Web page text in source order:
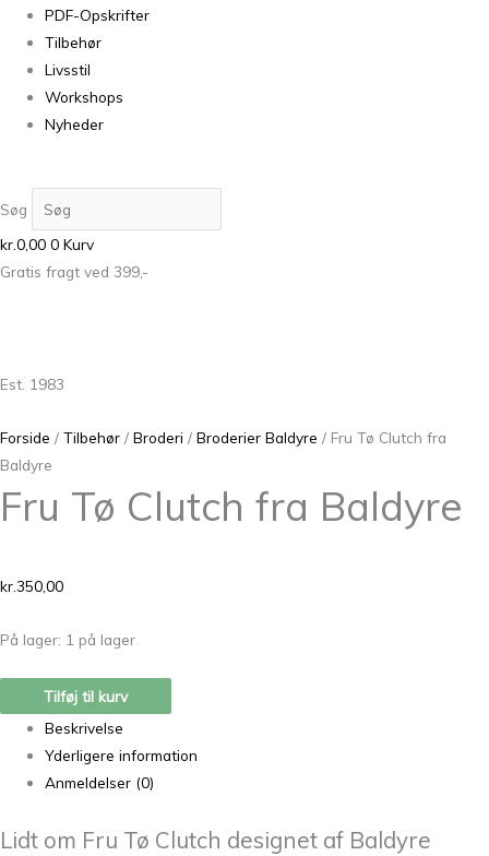
PDF-Opskrifter
Tilbehør
Livsstil
Workshops
Nyheder
Søg
kr.0,00 0 Kurv
Gratis fragt ved 399,-
Est. 1983
Forside / Tilbehør / Broderi / Broderier Baldyre / Fru Tø Clutch fra
Baldyre
Fru Tø Clutch fra Baldyre
kr.350,00
På lager: 1 på lager
Tilføj til kurv
Beskrivelse
Yderligere information
Anmeldelser (0)
Lidt om Fru Tø Clutch designet af Baldyre